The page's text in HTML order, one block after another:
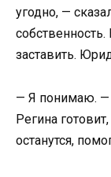
угодно, —
заставить.
— Я понимаю. —
Регина
останутся,